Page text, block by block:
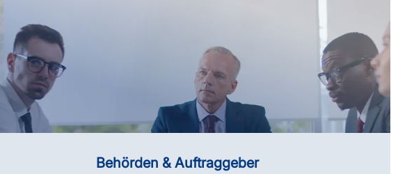
Behörden & Auftraggeber